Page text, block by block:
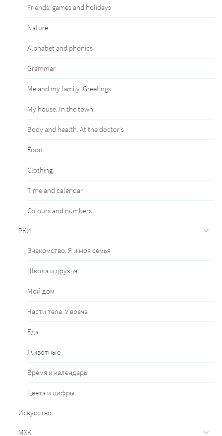
Friends, games and holidays
Nature
Alphabet and phonics
Grammar
Me and my family. Greetings
My house. In the town
Body and health. At the doctor's
Food
Clothing
Time and calendar
Сolours and numbers
РКИ
Знакомство. Я и моя семья
Школа и друзья
Мой дом
Части тела. У врача
Еда
Животные
Время и календарь
Цвета и цифры
Искусство
МХК